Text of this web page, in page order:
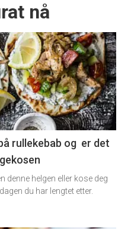
nå
rullekebab og er det
denne helgen eller kose deg
du har lengtet etter.